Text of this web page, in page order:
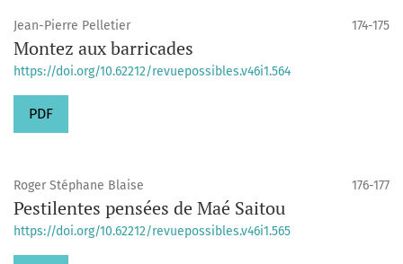
Jean-Pierre Pelletier 174-175
Montez aux barricades
https://doi.org/10.62212/revuepossibles.v46i1.564
PDF
Roger Stéphane Blaise 176-177
Pestilentes pensées de Maé Saitou
https://doi.org/10.62212/revuepossibles.v46i1.565